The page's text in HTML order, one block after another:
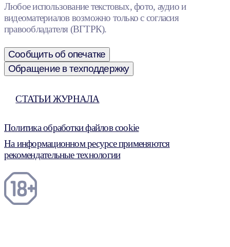
Любое использование текстовых, фото, аудио и
видеоматериалов возможно только с согласия
правообладателя (ВГТРК).
Сообщить об опечатке
Обращение в техподдержку
СТАТЬИ ЖУРНАЛА
Политика обработки файлов cookie
На информационном ресурсе применяются
рекомендательные технологии